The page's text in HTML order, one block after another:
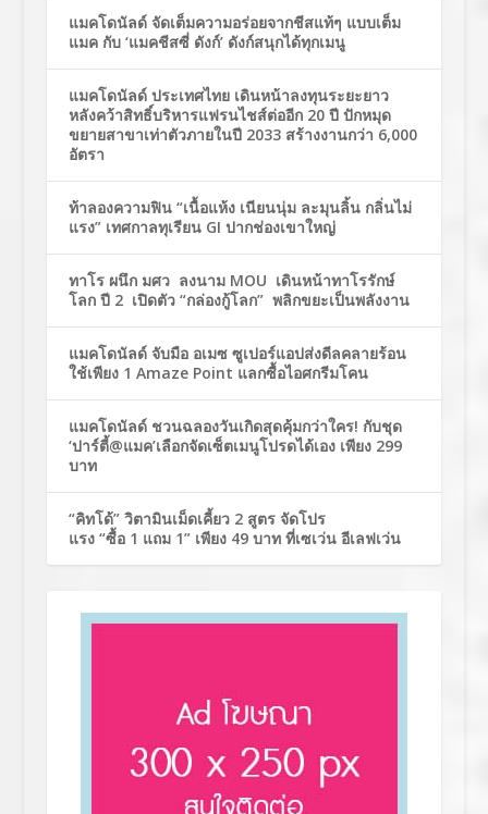
แมคโดนัลด์ จัดเต็มความอร่อยจากชีสแท้ๆ แบบเต็ม
แมค กับ ‘แมคชีสซี่ ดังก์’ ดังก์สนุกได้ทุกเมนู
แมคโดนัลด์ ประเทศไทย เดินหน้าลงทุนระยะยาว
หลังคว้าสิทธิ์บริหารแฟรนไชส์ต่ออีก 20 ปี ปักหมุด
ขยายสาขาเท่าตัวภายในปี 2033 สร้างงานกว่า 6,000
อัตรา
ท้าลองความฟิน “เนื้อแห้ง เนียนนุ่ม ละมุนลิ้น กลิ่นไม่
แรง” เทศกาลทุเรียน GI ปากช่องเขาใหญ่
ทาโร ผนึก มศว ลงนาม MOU เดินหน้าทาโรรักษ์
โลก ปี 2 เปิดตัว “กล่องกู้โลก” พลิกขยะเป็นพลังงาน
แมคโดนัลด์ จับมือ อเมซ ซูเปอร์แอปส่งดีลคลายร้อน
ใช้เพียง 1 Amaze Point แลกซื้อไอศกรีมโคน
แมคโดนัลด์ ชวนฉลองวันเกิดสุดคุ้มกว่าใคร! กับชุด
‘ปาร์ตี้@แมค’เลือกจัดเซ็ตเมนูโปรดได้เอง เพียง 299
บาท
“คิทโด้” วิตามินเม็ดเคี้ยว 2 สูตร จัดโปร
แรง “ซื้อ 1 แถม 1” เพียง 49 บาท ที่เซเว่น อีเลฟเว่น